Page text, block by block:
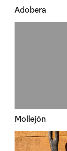
Adobera
Mollejón